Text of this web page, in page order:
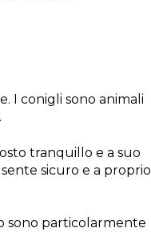
I conigli sono animali
tranquillo e a suo
sicuro e a proprio
sono particolarmente